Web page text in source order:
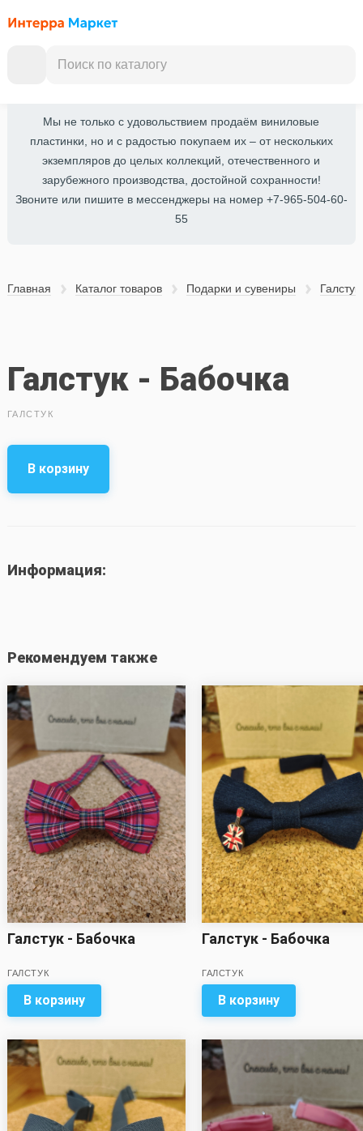
Мы не только с удовольствием продаём виниловые
пластинки, но и с радостью покупаем их – от нескольких
экземпляров до целых коллекций, отечественного и
зарубежного производства, достойной сохранности!
Звоните или пишите в мессенджеры на номер +7-965-504-60-
55
Главная Каталог товаров Подарки и cувениры
Галстук - Бабочка
ГАЛСТУК
В корзину
Информация:
Рекомендуем также
Галстук - Бабочка
ГАЛСТУК
В корзину
Галстук - Бабочка
ГАЛСТУК
В корзину